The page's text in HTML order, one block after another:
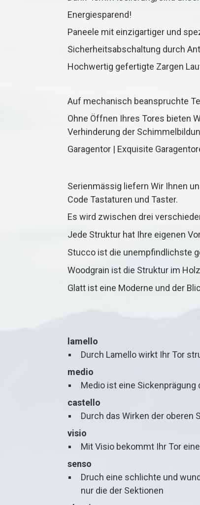
Energiesparend!
Paneele mit einzigartiger und
Sicherheitsabschaltung durch
Hochwertig gefertigte Zargen
Auf mechanisch beanspruchte
Ohne Öffnen Ihres Tores bieten
Verhinderung der
Garagentor | Exquisite
Serienmässig liefern Wir Ihnen
Code Tastaturen und Taster.
Es wird zwischen drei
Jede Struktur hat Ihre eigenen
Stucco ist die unempfindlichste
Woodgrain ist die Struktur im
Glatt ist eine Moderne und der
lamello
Durch Lamello wirkt Ihr Tor
medio
Medio ist eine
castello
Durch das Wirken der oberen
visio
Mit Visio bekommt Ihr Tor
senso
Druch eine schlichte und
nur die der Sektionen